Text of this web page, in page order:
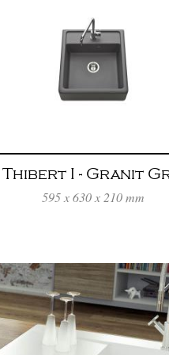
Thibert I - Granit
Titanium
595 x 630 x 210 mm